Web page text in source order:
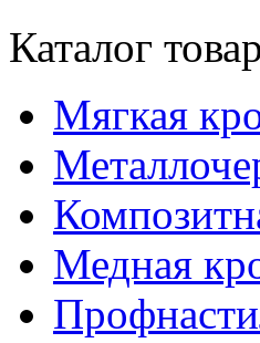
Каталог
Мягкая
Медная